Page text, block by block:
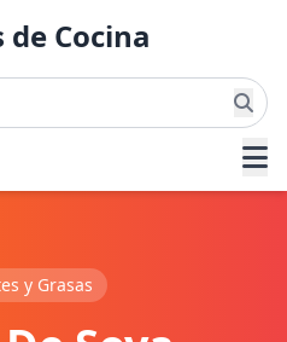
de Cocina
y Grasas